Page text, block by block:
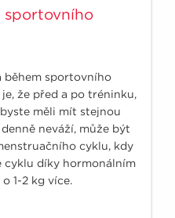
sportovního
během sportovního
že před a po tréninku,
měli mít stejnou
neváží, může být
cyklu, kdy
cyklu díky hormonálním
1-2 kg více.